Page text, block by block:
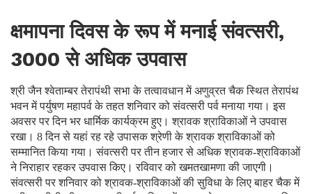
क्षमापना दिवस के रूप में मनाई संवत्सरी,
3000 से अधिक उपवास
श्री जैन श्वेताम्बर तेरापंथी सभा के तत्वावधान में अणुव्रत चैक स्थित तेरापंथ
भवन में पर्युषण महापर्व के तहत शनिवार को संवत्सरी पर्व मनाया गया। इस
अवसर पर दिन भर धार्मिक कार्यक्रम हुए। श्रावक श्राविकाओं ने उपवास
रखा। 8 दिन से यहां रह रहे उपासक श्रेणी के श्रावक श्राविकाओं को
सम्मानित किया गया। संवत्सरी पर तीन हजार से अधिक श्रावक-श्राविकाओं
ने निराहार रहकर उपवास किए। रविवार को खमतखामणा की जाएगी।
संवत्सरी पर शनिवार को श्रावक-श्राविकाओं की सुविधा के लिए बाहर चैक में